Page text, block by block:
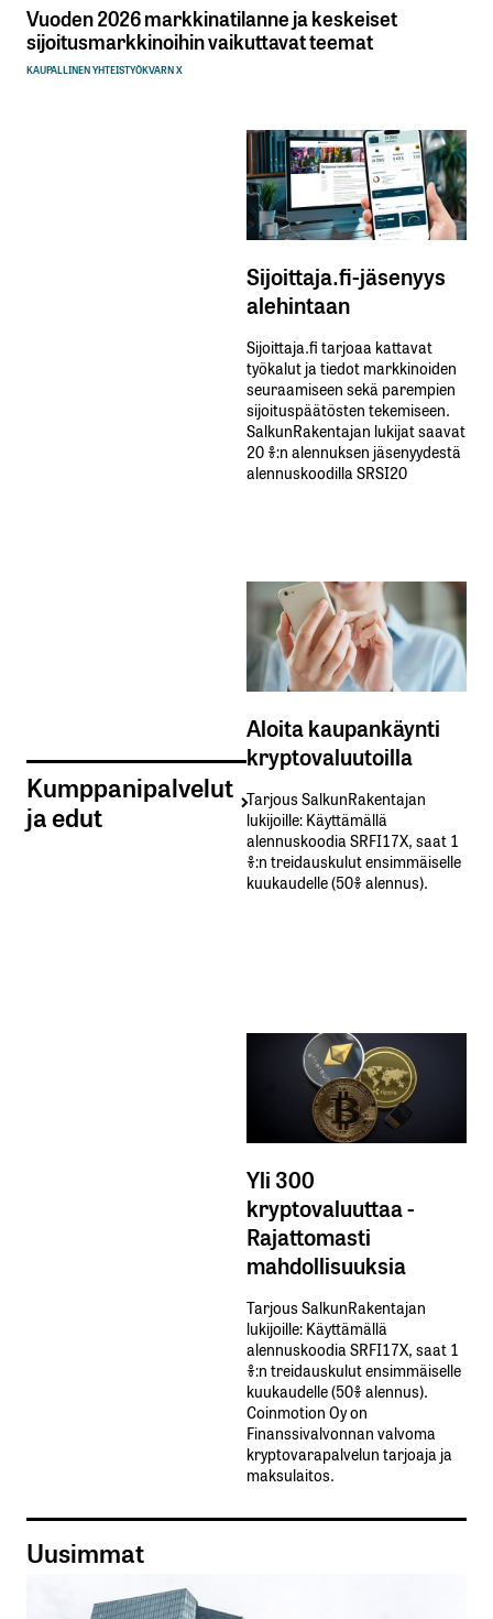
Vuoden 2026 markkinatilanne ja keskeiset
sijoitusmarkkinoihin vaikuttavat teemat
KAUPALLINEN YHTEISTYÖKVARN X
Kumppanipalvelut
ja edut
Sijoittaja.fi-jäsenyys
alehintaan
Sijoittaja.fi tarjoaa kattavat
työkalut ja tiedot markkinoiden
seuraamiseen sekä parempien
sijoituspäätösten tekemiseen.
SalkunRakentajan lukijat saavat
20 %:n alennuksen jäsenyydestä
alennuskoodilla SRSI20
Aloita kaupankäynti
kryptovaluutoilla
Tarjous SalkunRakentajan
lukijoille: Käyttämällä​ ​
alennuskoodia​ ​SRFI17X,​ ​saat​ ​1
%:n treidauskulut​ ​ensimmäiselle​ ​
kuukaudelle​ ​(50%​ ​alennus).
Yli 300
kryptovaluuttaa -
Rajattomasti
mahdollisuuksia
Tarjous SalkunRakentajan
lukijoille: Käyttämällä​ ​
alennuskoodia​ ​SRFI17X,​ ​saat​ ​1
%:n treidauskulut​ ​ensimmäiselle​ ​
kuukaudelle​ ​(50%​ ​alennus).
Coinmotion Oy on
Finanssivalvonnan valvoma
kryptovarapalvelun tarjoaja ja
maksulaitos.
Uusimmat